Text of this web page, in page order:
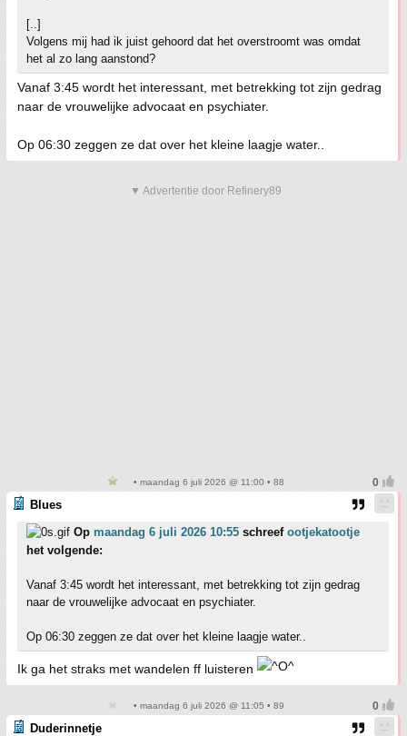
[..]
Volgens mij had ik juist gehoord dat het overstroomt was omdat
het al zo lang aanstond?
Vanaf 3:45 wordt het interessant, met betrekking tot zijn gedrag
naar de vrouwelijke advocaat en psychiater.
Op 06:30 zeggen ze dat over het kleine laagje water..
▼ Advertentie door Refinery89
• maandag 6 juli 2026 @ 11:00 • 88
Blues
Op maandag 6 juli 2026 10:55 schreef ootjekatootje
het volgende:
Vanaf 3:45 wordt het interessant, met betrekking tot zijn gedrag
naar de vrouwelijke advocaat en psychiater.
Op 06:30 zeggen ze dat over het kleine laagje water..
Ik ga het straks met wandelen ff luisteren
• maandag 6 juli 2026 @ 11:05 • 89
Duderinnetje